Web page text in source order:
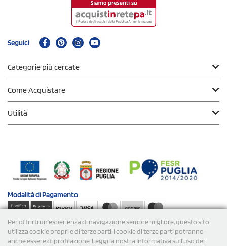
Per offrirti un'esperienza di navigazione sempre migliore, questo sito
utilizza cookie propri e di terze parti. I cookie di terze parti potranno
anche essere di profilazione. Leggi la nostra Informativa sull’uso dei
Seguici
Categorie più cercate
Come Acquistare
Utilità
Modalità diPagamento
Spedizioni